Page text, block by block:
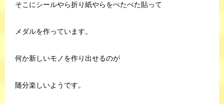
そこにシールやら折り紙やらをぺたぺた貼って
メダルを作っています。
何か新しいモノを作り出せるのが
随分楽しいようです。